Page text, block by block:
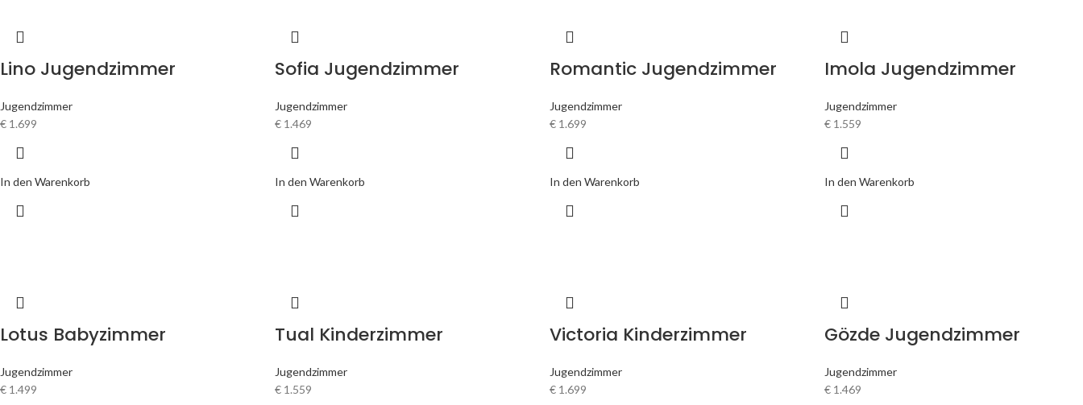
Lino Jugendzimmer
Jugendzimmer
€ 1.699
In den Warenkorb
Sofia Jugendzimmer
Jugendzimmer
€ 1.469
In den Warenkorb
Romantic Jugendzimmer
Jugendzimmer
€ 1.699
In den Warenkorb
Imola Jugendzimmer
Jugendzimmer
€ 1.559
In den Warenkorb
Lotus Babyzimmer
Jugendzimmer
€ 1.499
Tual Kinderzimmer
Jugendzimmer
€ 1.559
Victoria Kinderzimmer
Jugendzimmer
€ 1.699
Gözde Jugendzimmer
Jugendzimmer
€ 1.469